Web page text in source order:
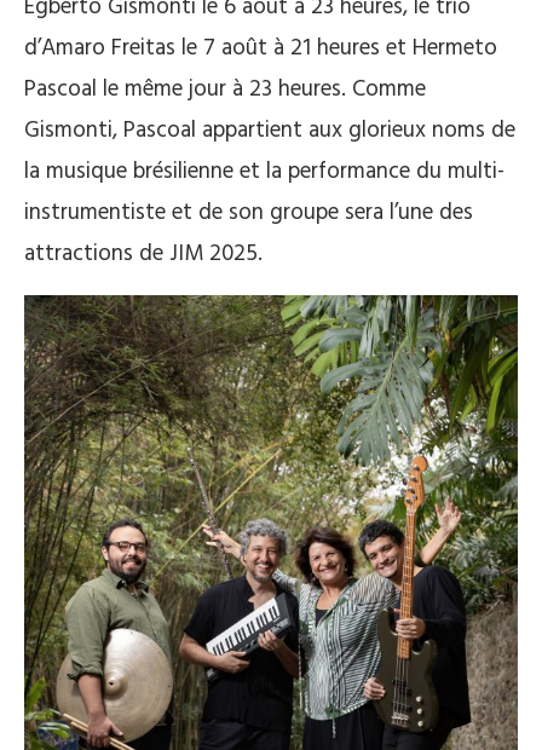
Egberto Gismonti le 6 août à 23 heures, le trio
d’Amaro Freitas le 7 août à 21 heures et Hermeto
Pascoal le même jour à 23 heures. Comme
Gismonti, Pascoal appartient aux glorieux noms de
la musique brésilienne et la performance du multi-
instrumentiste et de son groupe sera l’une des
attractions de JIM 2025.